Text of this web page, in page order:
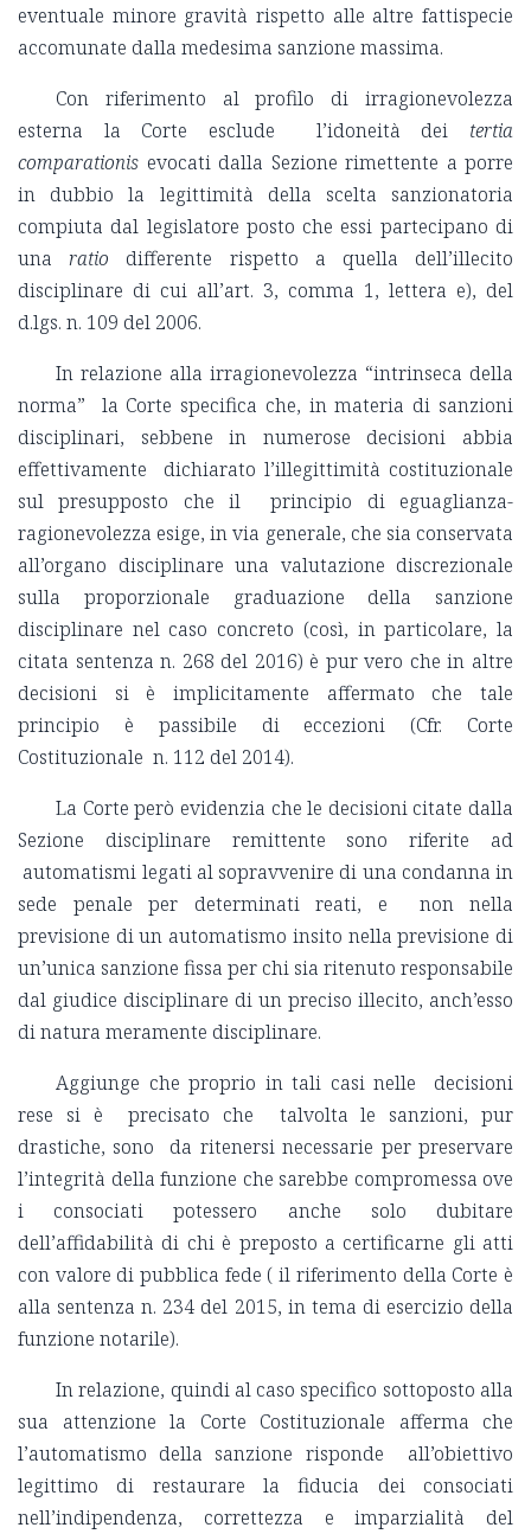
eventuale minore gravità rispetto alle altre fattispecie
accomunate dalla medesima sanzione massima.
Con riferimento al profilo di irragionevolezza
esterna la Corte esclude l’idoneità dei tertia
comparationis evocati dalla Sezione rimettente a porre
in dubbio la legittimità della scelta sanzionatoria
compiuta dal legislatore posto che essi partecipano di
unaratio differente rispetto a quella dell’illecito
disciplinare di cui all’art. 3, comma 1, lettera e), del
d.lgs. n. 109 del 2006.
In relazione alla irragionevolezza “intrinseca della
norma” la Corte specifica che, in materia di sanzioni
disciplinari, sebbene in numerose decisioni abbia
effettivamente dichiarato l’illegittimità costituzionale
sul presupposto che il principio di eguaglianza-
ragionevolezza esige, in via generale, che sia conservata
all’organo disciplinare una valutazione discrezionale
sulla proporzionale graduazione della sanzione
disciplinare nel caso concreto (così, in particolare, la
citata sentenza n. 268 del 2016) è pur vero che in altre
decisioni si è implicitamente affermato che tale
principio è passibile di eccezioni (Cfr. Corte
Costituzionale n. 112 del 2014).
La Corte però evidenzia che le decisioni citate dalla
Sezione disciplinare remittente sono riferite ad
automatismi legati al sopravvenire di una condanna in
sede penale per determinati reati, e non nella
previsione di un automatismo insito nella previsione di
un’unica sanzione fissa per chi sia ritenuto responsabile
dal giudice disciplinare di un preciso illecito, anch’esso
di natura meramente disciplinare.
Aggiunge che proprio in tali casi nelle decisioni
rese si è precisato che talvolta le sanzioni, pur
drastiche, sono da ritenersi necessarie per preservare
l’integrità della funzione che sarebbe compromessa ove
i consociati potessero anche solo dubitare
dell’affidabilità di chi è preposto a certificarne gli atti
con valore di pubblica fede ( il riferimento della Corte è
alla sentenza n. 234 del 2015, in tema di esercizio della
funzione notarile).
In relazione, quindi al caso specifico sottoposto alla
sua attenzione la Corte Costituzionale afferma che
l’automatismo della sanzione risponde all’obiettivo
legittimo di restaurare la fiducia dei consociati
nell’indipendenza, correttezza e imparzialità del